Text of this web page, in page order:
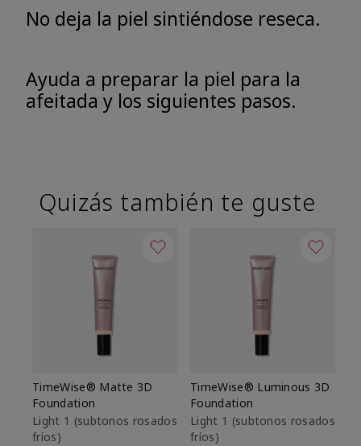
No deja la piel sintiéndose reseca.
Ayuda a preparar la piel para la
afeitada y los siguientes pasos.
Quizás también te guste
TimeWise® Matte 3D
Foundation
Light 1​ (subtonos rosados
fríos)
TimeWise® Luminous 3D
Foundation
Light 1​ (subtonos rosados
fríos)